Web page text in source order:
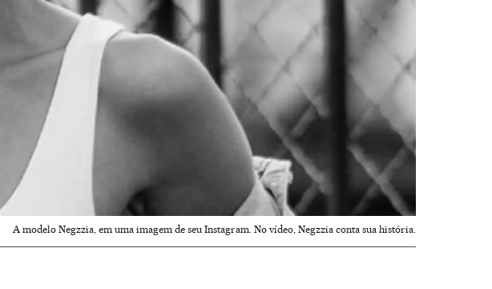
A modelo Negzzia, em uma imagem de seu Instagram. No vídeo, Negzzia conta sua história.